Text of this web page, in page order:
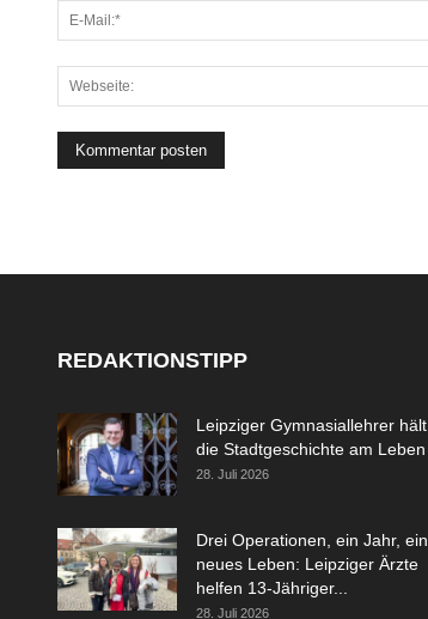
REDAKTIONSTIPP
Leipziger Gymnasiallehrer hält
die Stadtgeschichte am Leben
28. Juli 2026
Drei Operationen, ein Jahr, ein
neues Leben: Leipziger Ärzte
helfen 13-Jähriger...
28. Juli 2026